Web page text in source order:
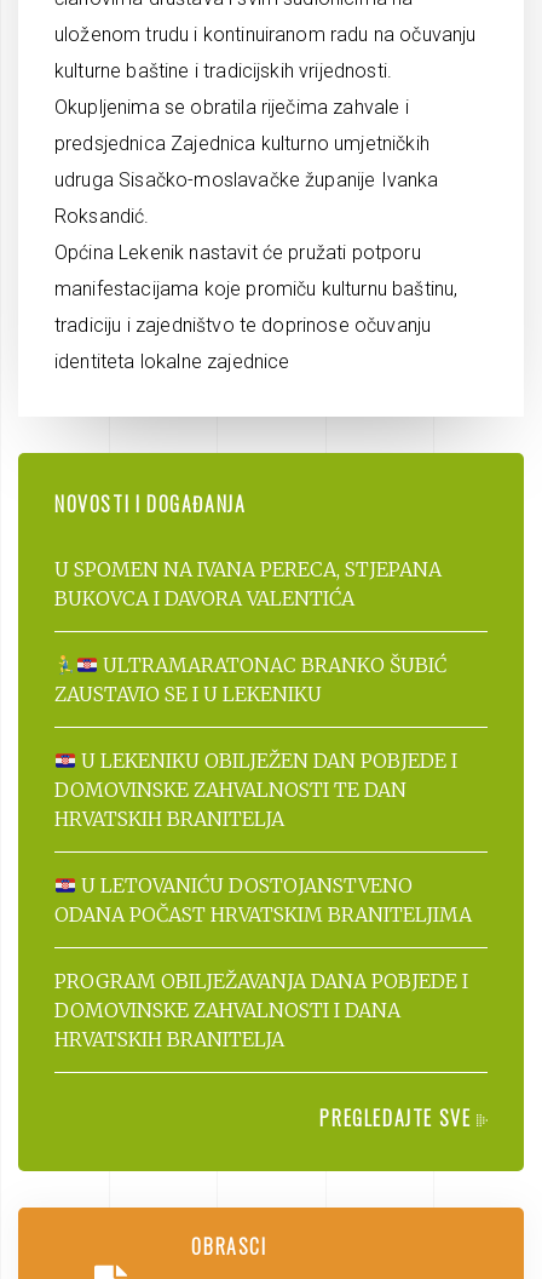
uloženom trudu i kontinuiranom radu na očuvanju
kulturne baštine i tradicijskih vrijednosti.
Okupljenima se obratila riječima zahvale i
predsjednica Zajednica kulturno umjetničkih
udruga Sisačko-moslavačke županije Ivanka
Roksandić.
Općina Lekenik nastavit će pružati potporu
manifestacijama koje promiču kulturnu baštinu,
tradiciju i zajedništvo te doprinose očuvanju
identiteta lokalne zajednice
NOVOSTI I DOGAĐANJA
U SPOMEN NA IVANA PERECA, STJEPANA
BUKOVCA I DAVORA VALENTIĆA
ULTRAMARATONAC BRANKO ŠUBIĆ
ZAUSTAVIO SE I U LEKENIKU
U LEKENIKU OBILJEŽEN DAN POBJEDE I
DOMOVINSKE ZAHVALNOSTI TE DAN
HRVATSKIH BRANITELJA
U LETOVANIĆU DOSTOJANSTVENO
ODANA POČAST HRVATSKIM BRANITELJIMA
PROGRAM OBILJEŽAVANJA DANA POBJEDE I
DOMOVINSKE ZAHVALNOSTI I DANA
HRVATSKIH BRANITELJA
PREGLEDAJTE SVE
OBRASCI